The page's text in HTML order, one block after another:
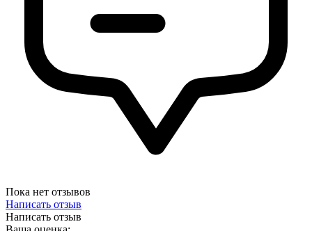
Пока нет отзывов
Написать отзыв
Написать отзыв